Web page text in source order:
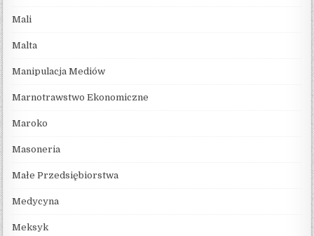
Mali
Malta
Manipulacja Mediów
Marnotrawstwo Ekonomiczne
Maroko
Masoneria
Małe Przedsiębiorstwa
Medycyna
Meksyk